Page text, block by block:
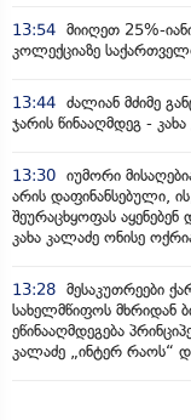
13:54 მიიღეთ 25%-
კოლექციაზე
13:44 ძალიან მძიმე
ჯარის წინააღმდეგ -
13:30 იუმორი
არის დაფინანსებული,
შეურაცხყოფას აყენებენ
კახა კალაძე ონისე
13:28 მესაკუთრეები
სახელმწიფოს მხრიდან
ეწინააღმდეგება
კალაძე „ინტერ რაოს“